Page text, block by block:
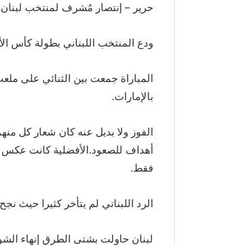
حرير – إنتصار مُشرف لمنتخب لبنان
ودع المنتخب اللبناني بطولة كأس
المباراة جمعت بين الثنائي على
بالإمارات.
أهداف للصعود.الأفضلية كانت عكس
فقط.
الرد اللبناني لم يتأخر كثيرا حيث نجح
لبنان حاولت بشتى الطرق إنهاء